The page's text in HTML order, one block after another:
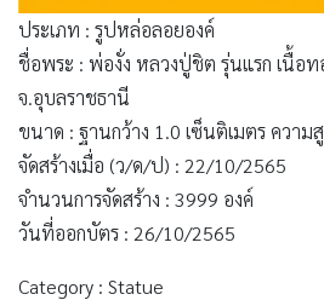
ประเภท : รูปหล่อลอยองค์
ชื่อพระ : พ่องั่ง หลวงปู่ชิต รุ่นแรก เนื้อ
จ.อุบลราชธานี
ขนาด : ฐานกว้าง 1.0 เซ็นติเมตร ความ
จัดสร้างเมื่อ (ว/ด/ป) : 22/10/2565
จำนวนการจัดสร้าง : 3999 องค์
วันที่ออกบัตร : 26/10/2565
Category : Statue